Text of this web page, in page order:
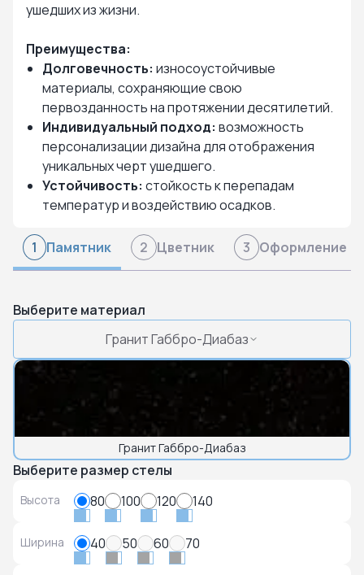
ушедших из жизни.
Преимущества:
Долговечность: износоустойчивые
материалы, сохраняющие свою
первозданность на протяжении десятилетий.
Индивидуальный подход: возможность
персонализации дизайна для отображения
уникальных черт ушедшего.
Устойчивость: стойкость к перепадам
температур и воздействию осадков.
1 Памятник 2 Цветник 3 Оформление
Выберите материал
Гранит Габбро-Диабаз
Гранит Габбро-Диабаз
Выберите размер стелы
Высота 80 100 120 140
Ширина 40 50 60 70